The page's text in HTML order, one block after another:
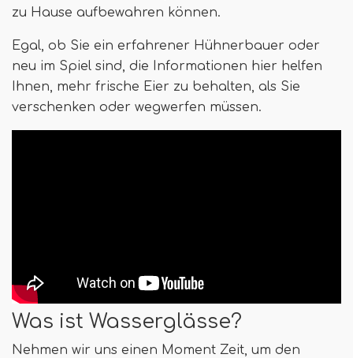
zu Hause aufbewahren können.
Egal, ob Sie ein erfahrener Hühnerbauer oder
neu im Spiel sind, die Informationen hier helfen
Ihnen, mehr frische Eier zu behalten, als Sie
verschenken oder wegwerfen müssen.
Was ist Wasserglässe?
Nehmen wir uns einen Moment Zeit, um den